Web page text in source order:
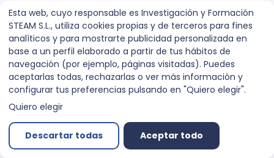
Básico
1 día 14 horas 45 minutos 91pasos
Esta web, cuyo responsable es Investigación y Formación
STEAM S.L., utiliza cookies propias y de terceros para fines
analíticos y para mostrarte publicidad personalizada en
base a un perfil elaborado a partir de tus hábitos de
navegación (por ejemplo, páginas visitadas). Puedes
aceptarlas todas, rechazarlas o ver más información y
configurar tus preferencias pulsando en "Quiero elegir".
Quiero elegir
Descartar todas Aceptar todo